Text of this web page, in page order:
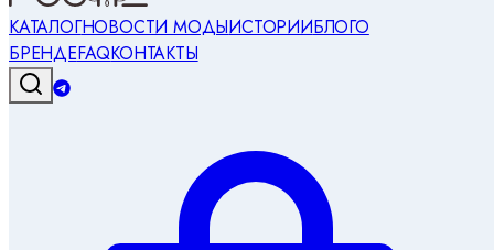
КАТАЛОГНОВОСТИ МОДЫИСТОРИИБЛОГО
БРЕНДЕFAQКОНТАКТЫ